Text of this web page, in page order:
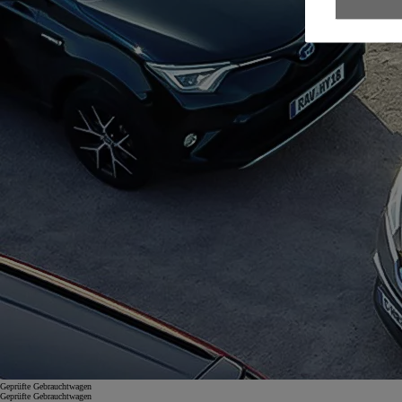
Geprüfte Gebrauchtwagen
Geprüfte Gebrauchtwagen